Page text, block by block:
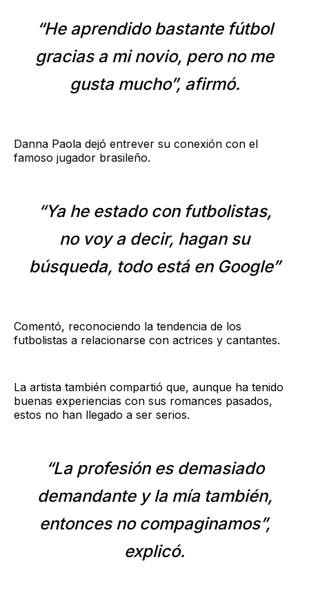
“He aprendido bastante fútbol
gracias a mi novio, pero no me
gusta mucho”, afirmó.
Danna Paola dejó entrever su conexión con el
famoso jugador brasileño.
“Ya he estado con futbolistas,
no voy a decir, hagan su
búsqueda, todo está en Google”
Comentó, reconociendo la tendencia de los
futbolistas a relacionarse con actrices y cantantes.
La artista también compartió que, aunque ha tenido
buenas experiencias con sus romances pasados,
estos no han llegado a ser serios.
“La profesión es demasiado
demandante y la mía también,
entonces no compaginamos”,
explicó.